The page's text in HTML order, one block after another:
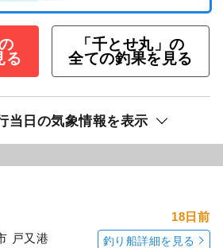
る
「千とせ丸」の
全ての釣果を見る
当日の気象情報を表示
戸又港
18日前
釣り船詳細を見る